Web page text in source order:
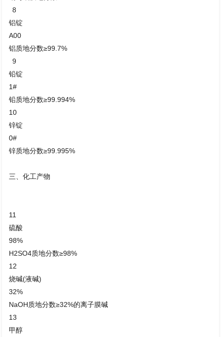
8
铝锭
A00
铝质地分数≥99.7%
9
铅锭
1#
铅质地分数≥99.994%
10
锌锭
0#
锌质地分数≥99.995%
三、化工产物
11
硫酸
98%
H2SO4质地分数≥98%
12
烧碱(液碱)
32%
NaOH质地分数≥32%的离子膜碱
13
甲醇